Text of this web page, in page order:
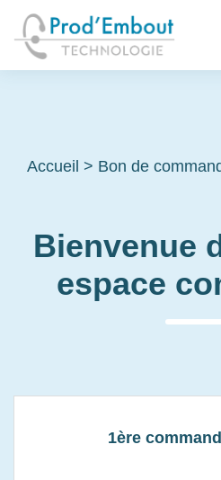
Accueil > Bon de
Bienvenue
espace
1ère